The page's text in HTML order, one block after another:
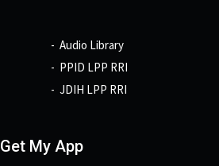
Audio Library
PPID LPP RRI
JDIH LPP RRI
Get My App